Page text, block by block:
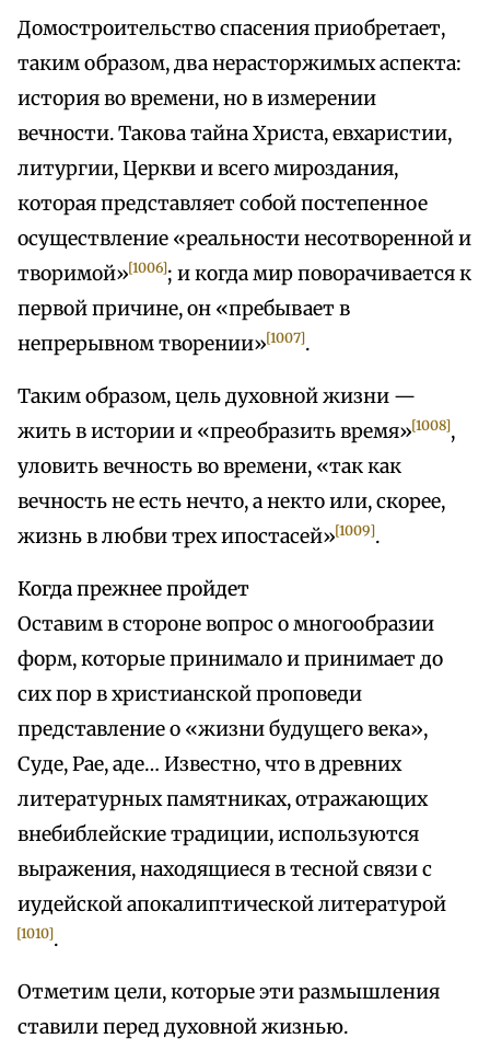
Домостроительство спасения приобретает,
таким образом, два нерасторжимых аспекта:
история во времени, но в измерении
вечности. Такова тайна Христа, евхаристии,
литургии, Церкви и всего мироздания,
которая представляет собой постепенное
осуществление «реальности несотворенной и
творимой»[1006]; и когда мир поворачивается к
первой причине, он «пребывает в
непрерывном творении»[1007].
Таким образом, цель духовной жизни —
жить в истории и «преобразить время»[1008],
уловить вечность во времени, «так как
вечность не есть нечто, а некто или, скорее,
жизнь в любви трех ипостасей»[1009].
Когда прежнее пройдет
Оставим в стороне вопрос о многообразии
форм, которые принимало и принимает до
сих пор в христианской проповеди
представление о «жизни будущего века»,
Суде, Рае, аде… Известно, что в древних
литературных памятниках, отражающих
внебиблейские традиции, используются
выражения, находящиеся в тесной связи с
иудейской апокалиптической литературой
[1010].
Отметим цели, которые эти размышления
ставили перед духовной жизнью.